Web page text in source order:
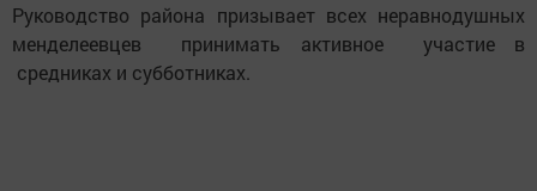
Руководство района призывает всех неравнодушных
менделеевцев принимать активное участие в
средниках и субботниках.